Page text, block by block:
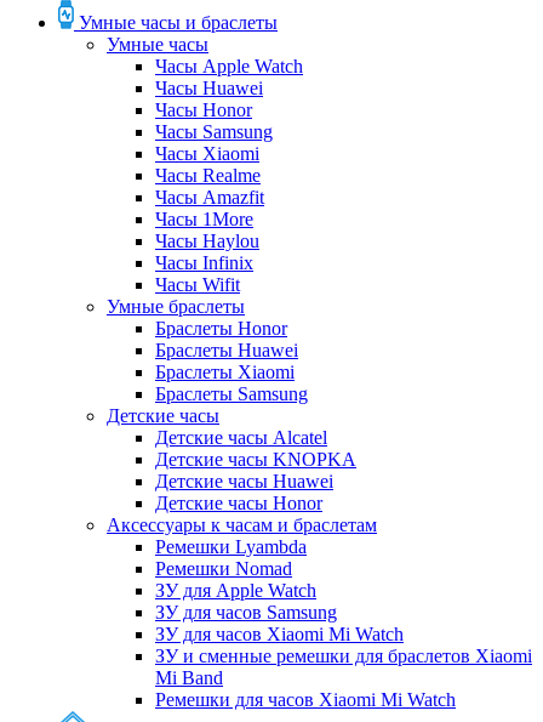
Умные часы и браслеты
Умные часы
Часы Apple Watch
Часы Huawei
Часы Honor
Часы Samsung
Часы Xiaomi
Часы Realme
Часы Amazfit
Часы 1More
Часы Haylou
Часы Infinix
Часы Wifit
Умные браслеты
Браслеты Honor
Браслеты Huawei
Браслеты Xiaomi
Браслеты Samsung
Детские часы
Детские часы Alcatel
Детские часы KNOPKA
Детские часы Huawei
Детские часы Honor
Аксессуары к часам и браслетам
Ремешки Lyambda
Ремешки Nomad
ЗУ для Apple Watch
ЗУ для часов Samsung
ЗУ для часов Xiaomi Mi Watch
ЗУ и сменные ремешки для браслетов Xiaomi
Mi Band
Ремешки для часов Xiaomi Mi Watch